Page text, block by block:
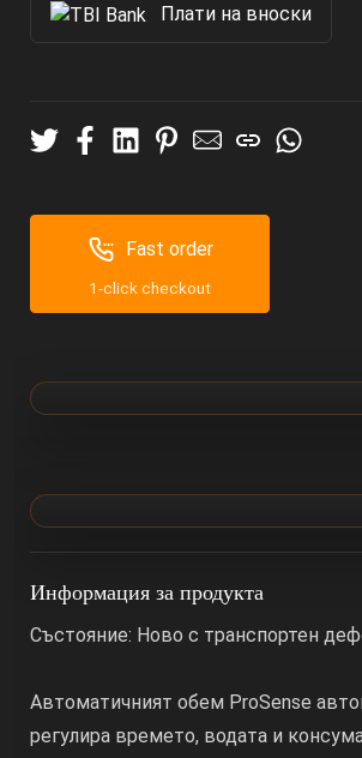
Πлати на вноски
Fast order
1-click checkout
Информация за продукта
Състояние: Ново с транспортен
Автоматичният обем ProSense
регулира времето, водата и